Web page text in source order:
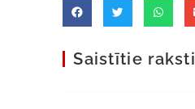
Saistītie raksti